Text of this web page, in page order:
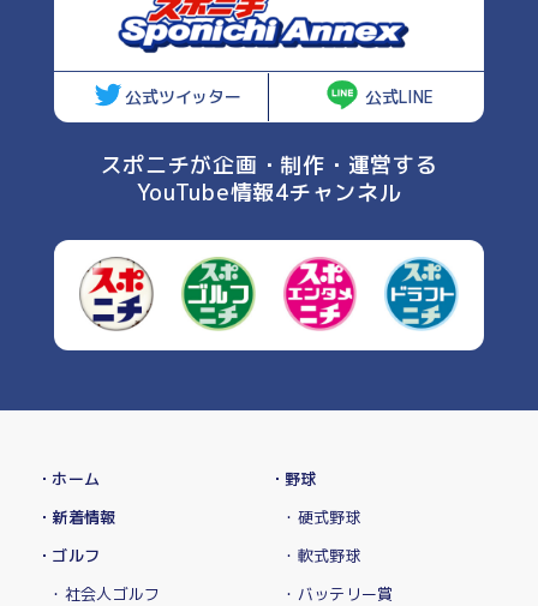
公式ツイッター 公式LINE
スポニチが企画・制作・運営する
YouTube情報4チャンネル
・ホーム
・新着情報
・ゴルフ
・社会人ゴルフ
・野球
・硬式野球
・軟式野球
・バッテリー賞